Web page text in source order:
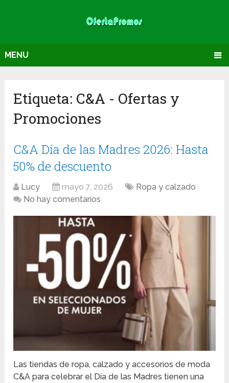
MENU
Etiqueta: C&A - Ofertas y
Promociones
C&A Día de las Madres 2026: Hasta
50% de descuento
Lucy mayo 7, 2026
Ropa y calzado
No hay comentarios
Las tiendas de ropa, calzado y accesorios de moda
C&A para celebrar el Día de las Madres tienen una